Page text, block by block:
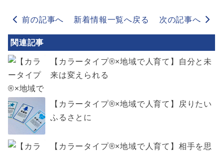
前の記事へ 新着情報一覧へ戻る 次の記事へ
関連記事
【カラータイプ®︎×地域で人育て】自分と未
来は変えられる
【カラータイプ®️×地域で人育て】戻りたい
ふるさとに
【カラータイプ®×地域で人育て】相手を思